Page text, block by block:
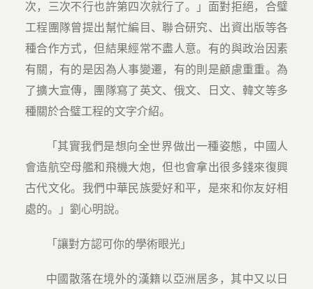
次，三次不行也許第四次就行了。」面對拒絕，合璧
工程團隊曾提出幫忙編目、聯合研究、出資出版等各
種合作方式，但結果經常不盡人意。有的與政治因素
有關，有的是因為人事變遷，有的則是顧慮重重。為
了擴大宣傳，團隊寫了英文、俄文、日文、韓文等多
種關於合璧工程的文字介紹。
「其實我們是想向全世界做出一種姿態，中國人
會造航空母艦和飛機大炮，但也會拿出很多錢來復興
古代文化。我們中華民族愛好和平，是來和你友好相
處的。」劉心明說。
「讓對方認可你的學術眼光」
中國散落在境外的漢籍以亞洲居多，其中又以日